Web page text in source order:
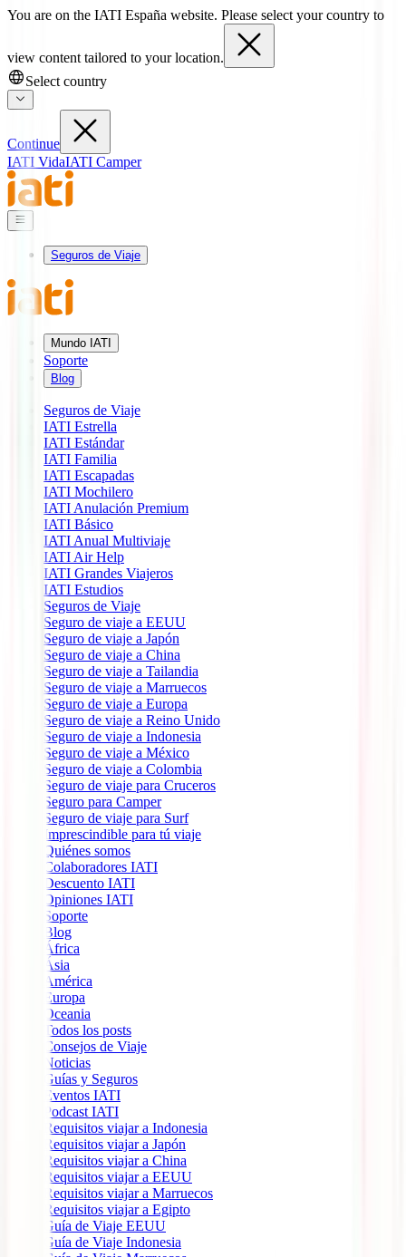
You are on the IATI España website. Please select your country to
view content tailored to your location.
Select country
Continue
IATI VidaIATI Camper
Seguros de Viaje
Mundo IATI
Soporte
Blog
Seguros de Viaje
IATI Estrella
IATI Estándar
IATI Familia
IATI Escapadas
IATI Mochilero
IATI Anulación Premium
IATI Básico
IATI Anual Multiviaje
IATI Air Help
IATI Grandes Viajeros
IATI Estudios
Seguros de Viaje
Seguro de viaje a EEUU
Seguro de viaje a Japón
Seguro de viaje a China
Seguro de viaje a Tailandia
Seguro de viaje a Marruecos
Seguro de viaje a Europa
Seguro de viaje a Reino Unido
Seguro de viaje a Indonesia
Seguro de viaje a México
Seguro de viaje a Colombia
Seguro de viaje para Cruceros
Seguro para Camper
Seguro de viaje para Surf
Imprescindible para tú viaje
Quiénes somos
Colaboradores IATI
Descuento IATI
Opiniones IATI
Soporte
Blog
África
Ásia
América
Europa
Oceania
Todos los posts
Consejos de Viaje
Noticias
Guías y Seguros
Eventos IATI
Podcast IATI
Requisitos viajar a Indonesia
Requisitos viajar a Japón
Requisitos viajar a China
Requisitos viajar a EEUU
Requisitos viajar a Marruecos
Requisitos viajar a Egipto
Guía de Viaje EEUU
Guía de Viaje Indonesia